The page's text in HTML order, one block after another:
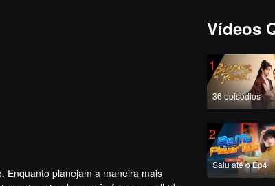
Enquanto planejam a maneira mais
Vídeos
1
36 episódios
2
Saiu até o Ep4